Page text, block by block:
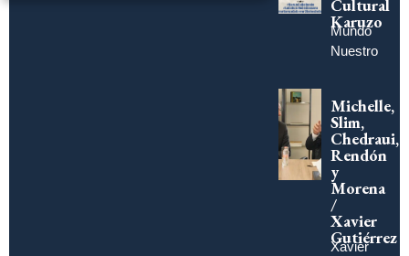
Cultural
Karuzo
Mundo
Nuestro
Michelle,
Slim,
Chedraui,
Rendón
y
Morena
/
Xavier
Gutiérrez
Xavier